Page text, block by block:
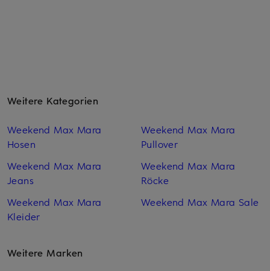
Weitere Kategorien
Weekend Max Mara
Hosen
Weekend Max Mara
Jeans
Weekend Max Mara
Kleider
Weekend Max Mara
Pullover
Weekend Max Mara
Röcke
Weekend Max Mara Sale
Weitere Marken